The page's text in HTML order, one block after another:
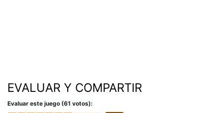
EVALUAR Y COMPARTIR
Evaluar este juego (61 votos):